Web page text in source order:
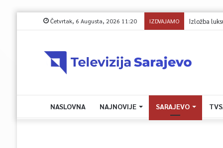
Četvrtak, 6 Augusta, 2026 11:20 IZDVAJAMO Avdić za
NASLOVNA NAJNOVIJE SARAJEVO